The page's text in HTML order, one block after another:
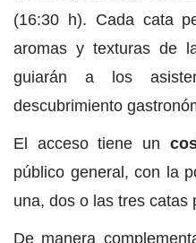
(16:30 h). Cada cata
aromas y texturas de
guiarán a los
descubrimiento
El acceso tiene un
público general, con la
una, dos o las tres catas
De manera